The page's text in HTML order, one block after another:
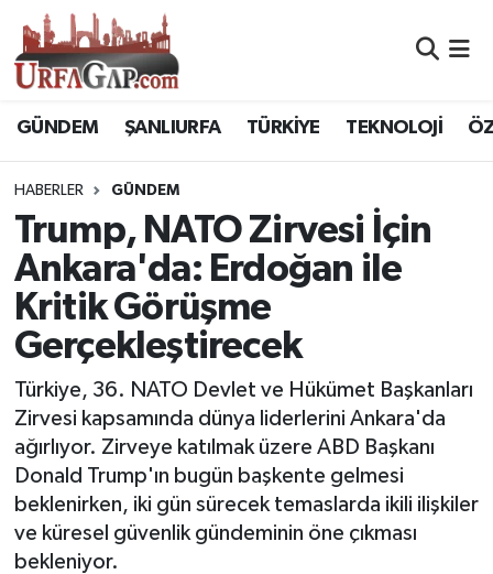
GÜNDEM ŞANLIURFA TÜRKİYE TEKNOLOJİ
HABERLER GÜNDEM
Trump, NATO Zirvesi İçin
Ankara'da: Erdoğan ile
Kritik Görüşme
Gerçekleştirecek
Türkiye, 36. NATO Devlet ve Hükümet Başkanları
Zirvesi kapsamında dünya liderlerini Ankara'da
ağırlıyor. Zirveye katılmak üzere ABD Başkanı
Donald Trump'ın bugün başkente gelmesi
beklenirken, iki gün sürecek temaslarda ikili ilişkiler
ve küresel güvenlik gündeminin öne çıkması
bekleniyor.
Nöbetçi Eczaneler
Hava Durumu
Namaz Vakitleri
Trafik Durumu
Süper Lig Puan Durumu ve Fikstür
Tüm Manşetler
Son Dakika Haberleri
Haber Arşivi